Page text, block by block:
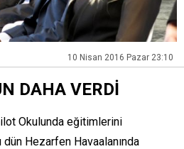
10 Nisan 2016 Pazar 23:10
DAHA VERDİ
Okulunda eğitimlerini
Hezarfen Havaalanında